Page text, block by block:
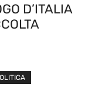
D’ITALIA